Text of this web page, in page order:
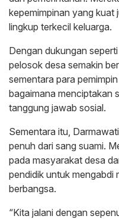
kepemimpinan yang kuat
lingkup terkecil keluarga.
Dengan dukungan
pelosok desa semakin
sementara para
bagaimana menciptakan
tanggung jawab sosial.
Sementara itu,
penuh dari sang suami.
pada masyarakat desa
pendidik untuk mengabdi
berbangsa.
“Kita jalani dengan